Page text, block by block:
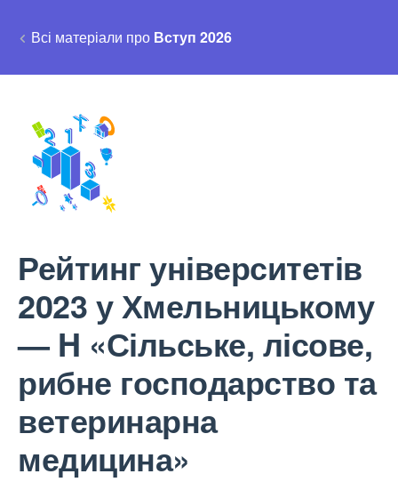
Всі матеріали про Вступ 2026
Рейтинг університетів
2023 у Хмельницькому
— H «Сільське, лісове,
рибне господарство та
ветеринарна
медицина»